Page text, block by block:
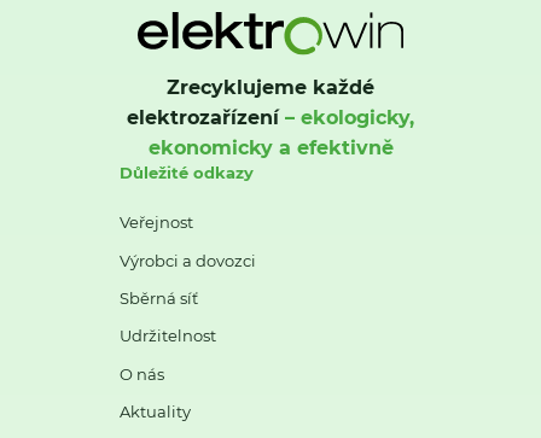
Zrecyklujeme každé
elektrozařízení– ekologicky,
ekonomicky a efektivně
Důležité odkazy
Veřejnost
Výrobci a dovozci
Sběrná síť
Udržitelnost
O nás
Aktuality